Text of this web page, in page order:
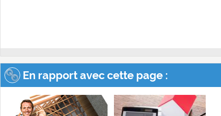
En rapport avec cette page :